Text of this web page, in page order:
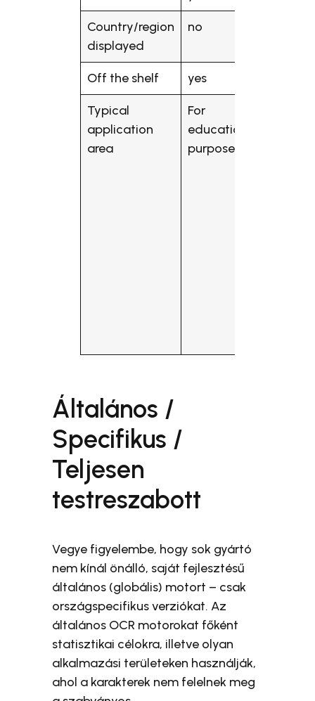
Country/region
displayed
no
Off the shelf yes
Typical
application
area
For
educational
purposes
Általános /
Specifikus /
Teljesen
testreszabott
Vegye figyelembe, hogy sok gyártó
nem kínál önálló, saját fejlesztésű
általános (globális) motort – csak
országspecifikus verziókat. Az
általános OCR motorokat főként
statisztikai célokra, illetve olyan
alkalmazási területeken használják,
ahol a karakterek nem felelnek meg